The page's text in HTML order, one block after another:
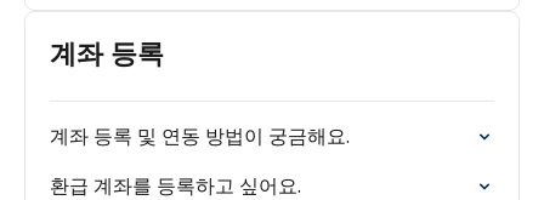
계좌 등록
계좌 등록 및 연동 방법이 궁금해요.
환급 계좌를 등록하고 싶어요.